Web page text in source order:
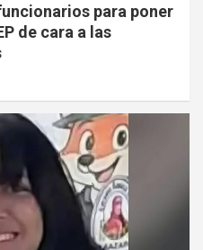
para poner
de cara a las